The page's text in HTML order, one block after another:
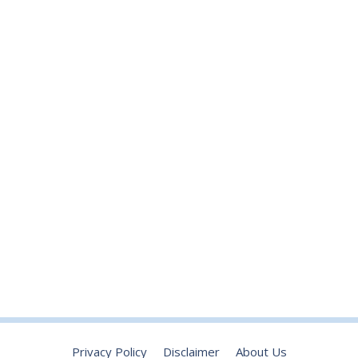
Privacy Policy Disclaimer About Us